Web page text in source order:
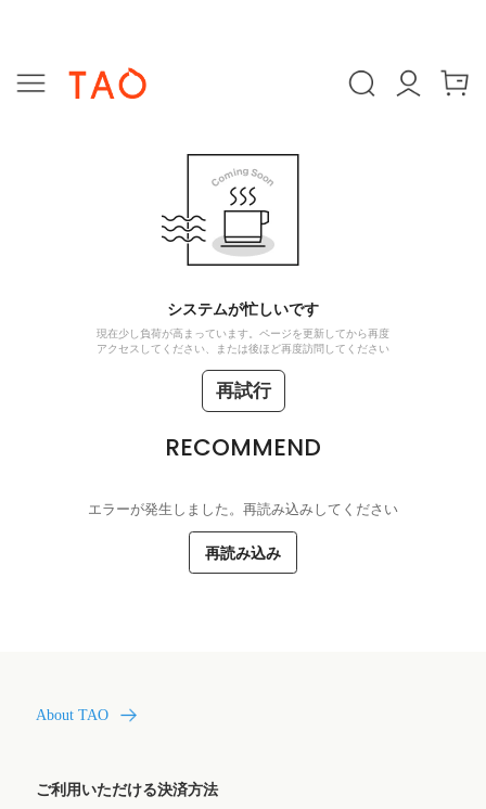
システムが忙しいです
現在少し負荷が高まっています。ページを更新してから再度
アクセスしてください、または後ほど再度訪問してください
再試行
RECOMMEND
エラーが発生しました。再読み込みしてください
再読み込み
About TAO
ご利用いただける決済方法